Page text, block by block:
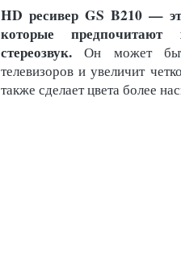
HD ресивер GS B210 —
которые
стереозвук.Он может
телевизоров и увеличит
также сделает цвета более